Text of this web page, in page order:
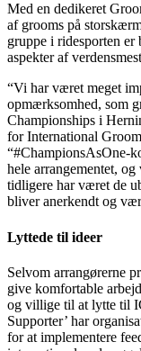
Med en dedikeret
af grooms på
gruppe i ridesporten er
aspekter af
“Vi har været meget
opmærksomhed, som
Championships i
for International
“#ChampionsAsOne-
hele arrangementet,
tidligere har været de
bliver anerkendt og
Lyttede til ideer
Selvom arrangørerne
give komfortable
og villige til at lytte til
Supporter’ har
for at implementere